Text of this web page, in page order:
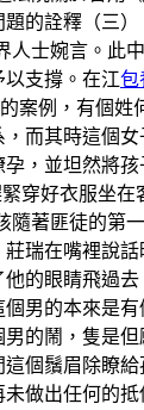
的詮釋（三
人士婉言。此
以支撐。在江包
案例，有個姓
而其時這個
，並坦然將孩
穿好衣服坐
隨著匪徒的第
瑞在嘴裡說
的眼睛飛過
男的本來是
的鬧，隻是
個鬚眉除瞭
未做出任何的